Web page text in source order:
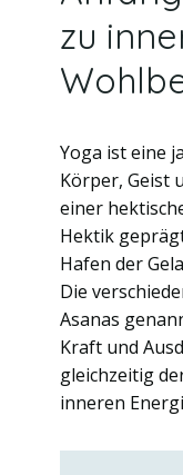
zu
Yoga ist eine
Körper, Geist
einer
Hektik
Hafen der
Die
Asanas
Kraft und
gleichzeitig
inneren